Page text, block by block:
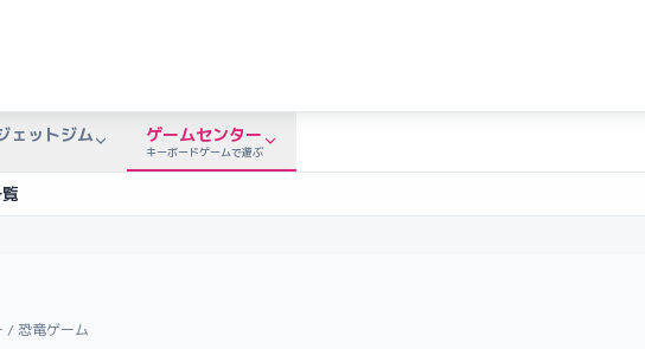
ェットジム ゲームセンター
キーボードゲームで遊ぶ
/恐竜ゲーム